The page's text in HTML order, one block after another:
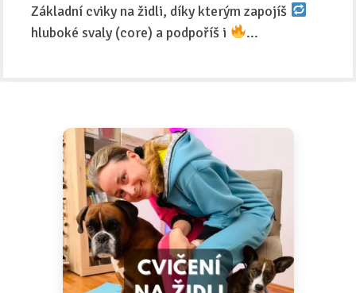
Základní cviky na židli, díky kterým zapojíš
hluboké svaly (core) a podpoříš i
...